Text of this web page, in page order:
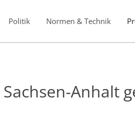
Politik Normen & Technik
Anhalt